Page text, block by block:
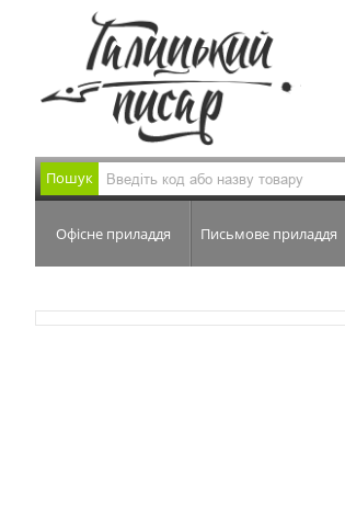
Пошук
Офісне приладдя Письмове приладдя